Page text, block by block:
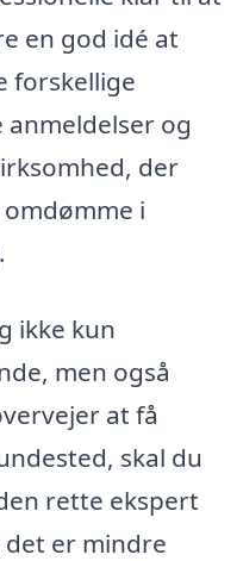
en god idé at
forskellige
og
der
i
ikke kun
men også
at få
skal du
rette ekspert
er mindre